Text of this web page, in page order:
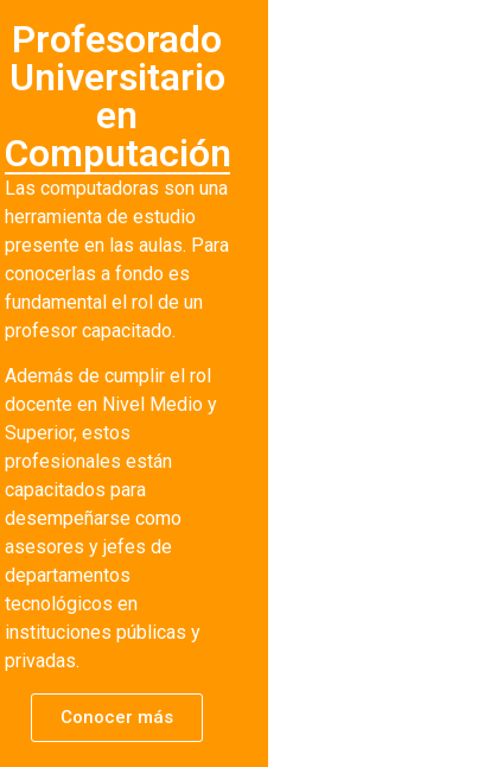
Profesorado
Universitario
en
Computación
Las computadoras son una
herramienta de estudio
presente en las aulas. Para
conocerlas a fondo es
fundamental el rol de un
profesor capacitado.
Además de cumplir el rol
docente en Nivel Medio y
Superior, estos
profesionales están
capacitados para
desempeñarse como
asesores y jefes de
departamentos
tecnológicos en
instituciones públicas y
privadas.
Conocer más